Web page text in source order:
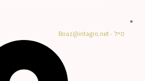
מייל - Boaz@intagro.net